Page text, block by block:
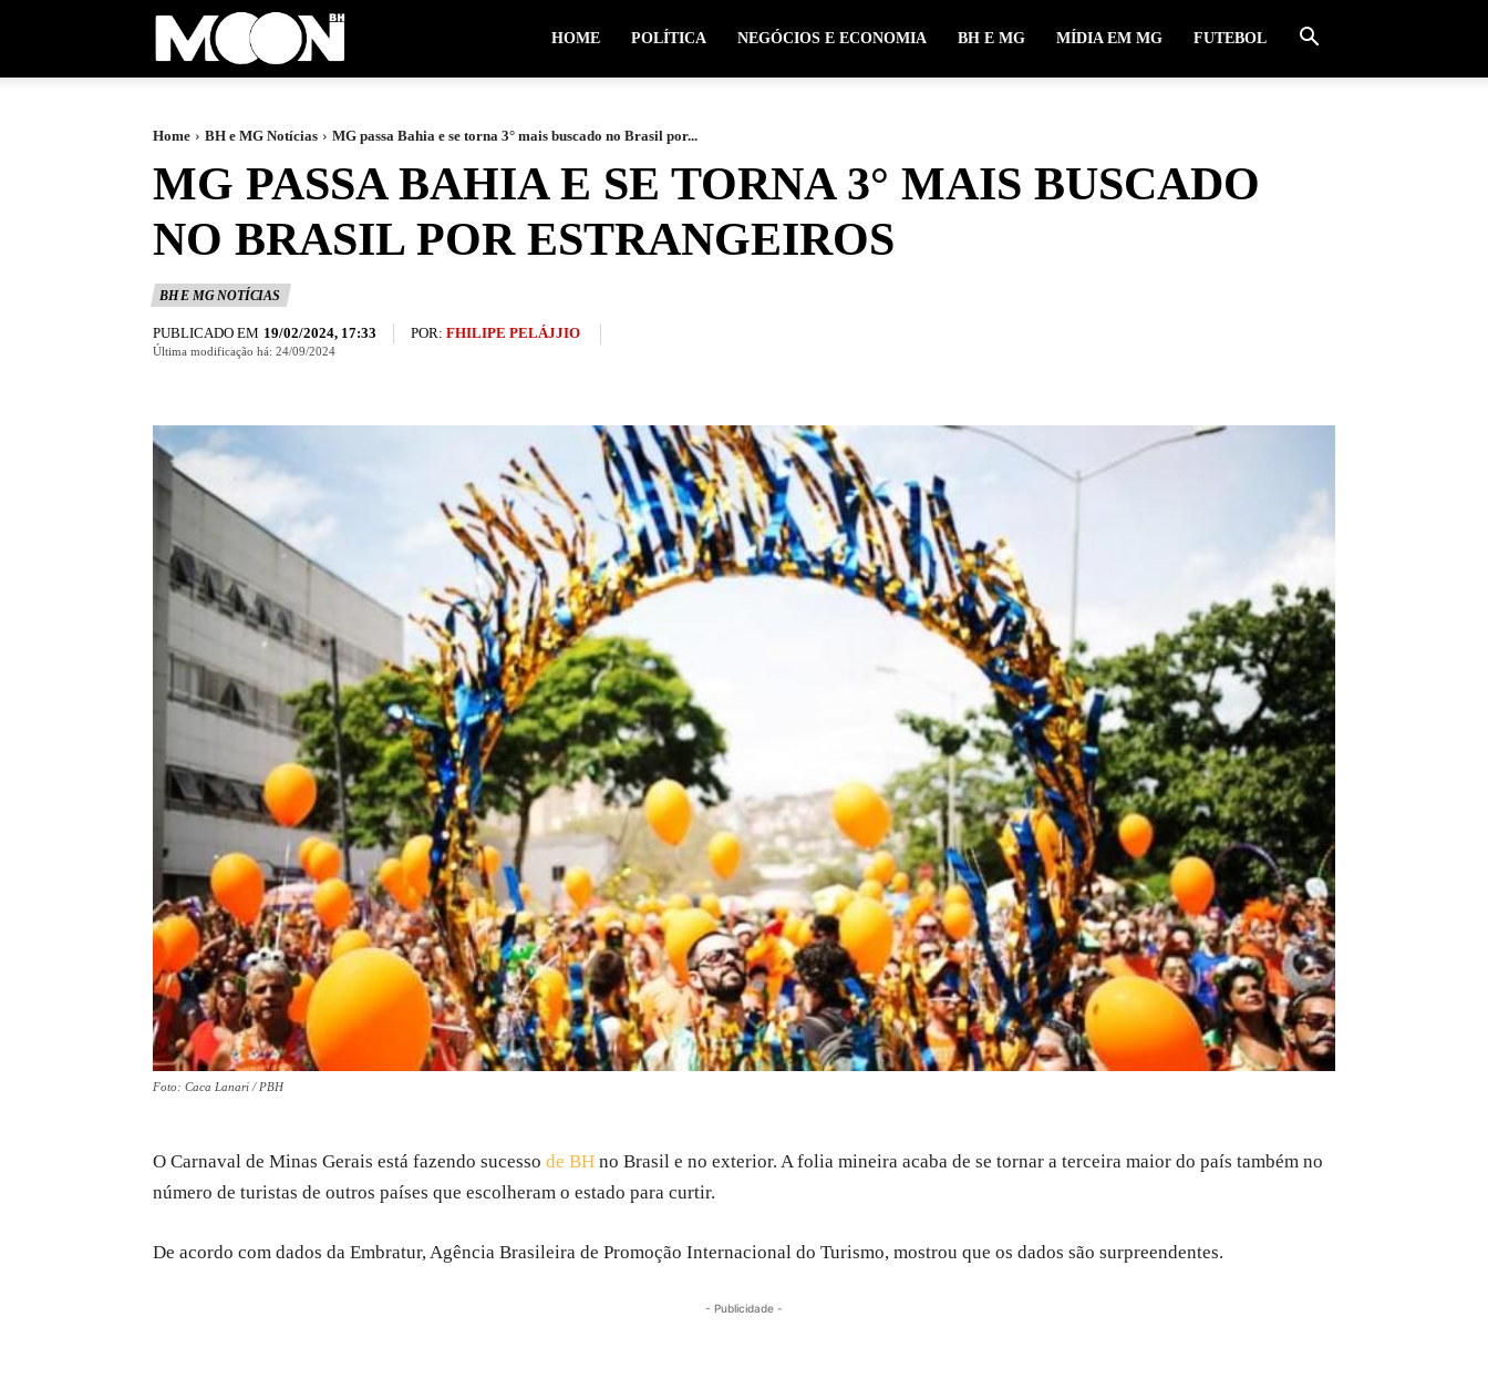
HOME POLÍTICA NEGÓCIOS E ECONOMIA BH E MG MÍDIA EM MG FUTEBOL
Home BH e MG Notícias MG passa Bahia e se torna 3° mais buscado no Brasil por...
MG PASSA BAHIA E SE TORNA 3° MAIS BUSCADO
NO BRASIL POR ESTRANGEIROS
BH E MG NOTÍCIAS
PUBLICADO EM 19/02/2024, 17:33 POR: FHILIPE PELÁJJIO
Última modificação há: 24/09/2024
Foto: Caca Lanari / PBH
O Carnaval de Minas Gerais está fazendo sucesso de BH no Brasil e no exterior. A folia mineira acaba de se tornar a terceira maior do país também no
número de turistas de outros países que escolheram o estado para curtir.
De acordo com dados da Embratur, Agência Brasileira de Promoção Internacional do Turismo, mostrou que os dados são surpreendentes.
- Publicidade -